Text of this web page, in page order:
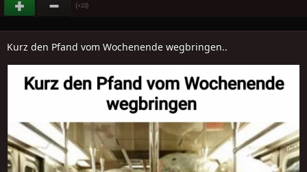
(+23)
Kurz den Pfand vom Wochenende wegbringen..